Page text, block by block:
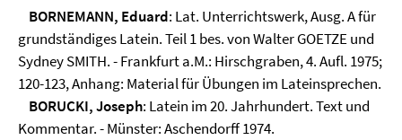
BORNEMANN, Eduard: Lat. Unterrichtswerk, Ausg. A für
grundständiges Latein. Teil 1 bes. von Walter GOETZE und
Sydney SMITH. - Frankfurt a.M.: Hirschgraben, 4. Aufl. 1975;
120-123, Anhang: Material für Übungen im Lateinsprechen.
BORUCKI, Joseph: Latein im 20. Jahrhundert. Text und
Kommentar. - Münster: Aschendorff 1974.